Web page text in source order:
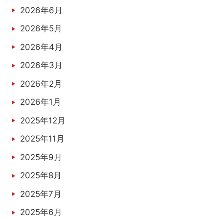
2026年6月
2026年5月
2026年4月
2026年3月
2026年2月
2026年1月
2025年12月
2025年11月
2025年9月
2025年8月
2025年7月
2025年6月